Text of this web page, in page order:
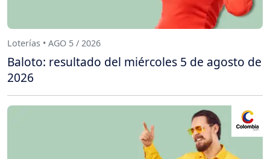
Loterías • AGO 5 / 2026
Baloto: resultado del miércoles 5 de agosto de
2026